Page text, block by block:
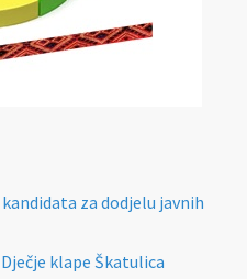
za dodjelu javnih
klape Škatulica